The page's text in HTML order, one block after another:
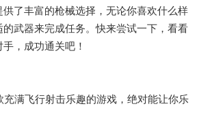
了丰富的枪械选择，无论你喜欢什么样
武器来完成任务。快来尝试一下，看看
，成功通关吧！
充满飞行射击乐趣的游戏，绝对能让你乐